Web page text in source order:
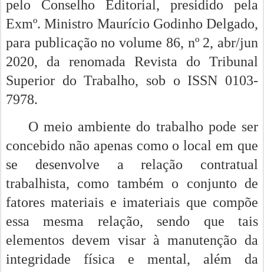
pelo Conselho Editorial, presidido pela
Exmº. Ministro Maurício Godinho Delgado,
para publicação no volume 86, nº 2, abr/jun
2020, da renomada Revista do Tribunal
Superior do Trabalho, sob o ISSN 0103-
7978.
O meio ambiente do trabalho pode ser
concebido não apenas como o local em que
se desenvolve a relação contratual
trabalhista, como também o conjunto de
fatores materiais e imateriais que compõe
essa mesma relação, sendo que tais
elementos devem visar à manutenção da
integridade física e mental, além da